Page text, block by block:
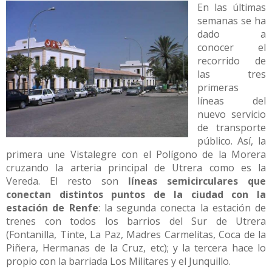
En las últimas
semanas se ha
dado a
conocer el
recorrido de
las tres
primeras
líneas del
nuevo servicio
de transporte
público. Así, la
primera une Vistalegre con el Polígono de la Morera
cruzando la arteria principal de Utrera como es la
Vereda. El resto son líneas semicirculares que
conectan distintos puntos de la ciudad con la
estación de Renfe: la segunda conecta la estación de
trenes con todos los barrios del Sur de Utrera
(Fontanilla, Tinte, La Paz, Madres Carmelitas, Coca de la
Piñera, Hermanas de la Cruz, etc); y la tercera hace lo
propio con la barriada Los Militares y el Junquillo.